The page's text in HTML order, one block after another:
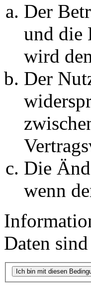
Der
und die
wird
Der
Die
wenn
Daten